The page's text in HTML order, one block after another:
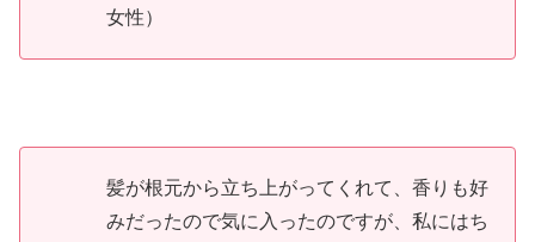
女性）
髪が根元から立ち上がってくれて、香りも好
みだったので気に入ったのですが、私にはち